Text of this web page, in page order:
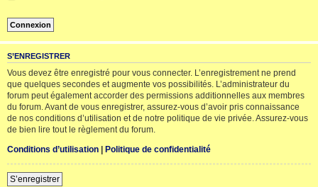
S’ENREGISTRER
Vous devez être enregistré pour vous connecter. L’enregistrement ne prend
que quelques secondes et augmente vos possibilités. L’administrateur du
forum peut également accorder des permissions additionnelles aux membres
du forum. Avant de vous enregistrer, assurez-vous d’avoir pris connaissance
de nos conditions d’utilisation et de notre politique de vie privée. Assurez-vous
de bien lire tout le règlement du forum.
Conditions d’utilisation | Politique de confidentialité
S’enregistrer